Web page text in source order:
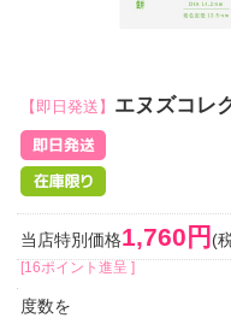
【即日発送】 エヌズコレ
当店特別価格1,760円 (
[16ポイント進呈 ]
度数を